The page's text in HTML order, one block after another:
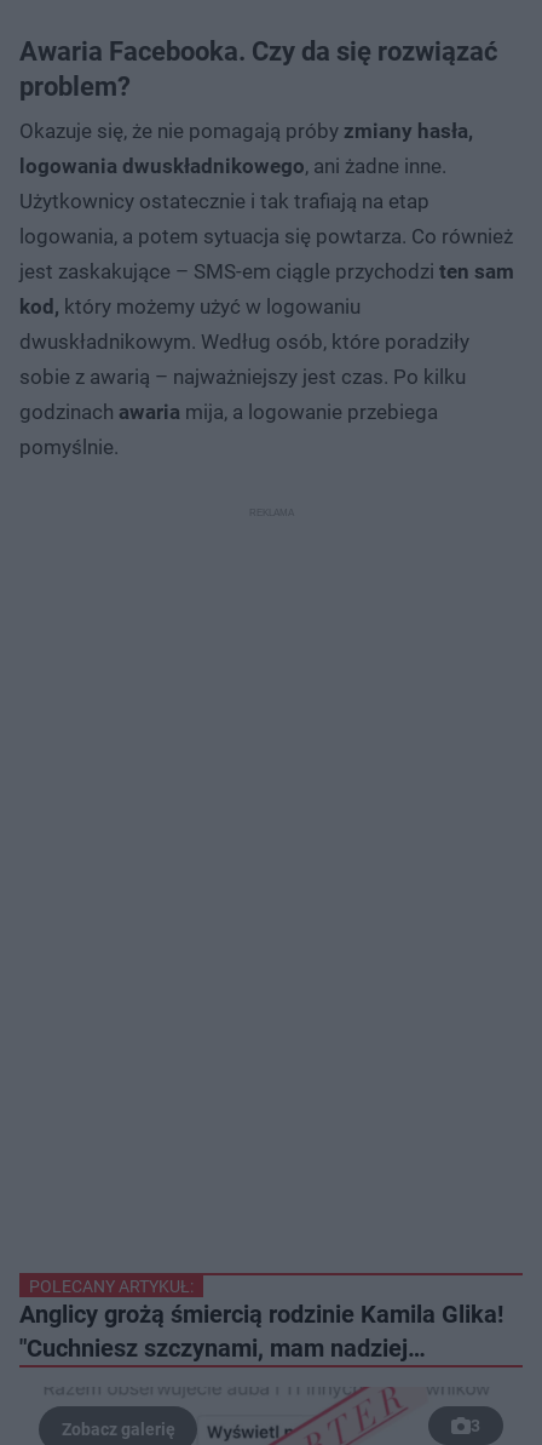
Awaria Facebooka. Czy da się rozwiązać
problem?
Okazuje się, że nie pomagają próby zmiany hasła,
logowania dwuskładnikowego, ani żadne inne.
Użytkownicy ostatecznie i tak trafiają na etap
logowania, a potem sytuacja się powtarza. Co również
jest zaskakujące – SMS-em ciągle przychodzi ten sam
kod, który możemy użyć w logowaniu
dwuskładnikowym. Według osób, które poradziły
sobie z awarią – najważniejszy jest czas. Po kilku
godzinach awaria mija, a logowanie przebiega
pomyślnie.
POLECANY ARTYKUŁ:
Anglicy grożą śmiercią rodzinie Kamila Glika!
"Cuchniesz szczynami, mam nadziej…
3